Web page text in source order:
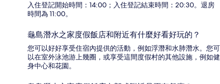
入住登記開始時間：14:00；入住登記結束時間：20:30。退房
時間為 11:00。
龜島潛水之家度假飯店和附近有什麼好看好玩的？
您可以好好享受住宿內提供的活動，例如浮潛和水肺潛水。您可
以在室外泳池游上幾圈，或享受這間度假村的其他設施，例如健
身中心和花園。